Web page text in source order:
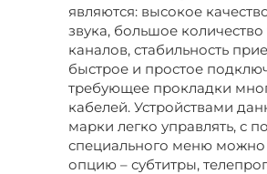
являются: высокое
звука, большое
каналов, стабильность
быстрое и простое
требующее прокладки
кабелей. Устройствами
марки легко управлять, с
специального меню
опцию – субтитры,